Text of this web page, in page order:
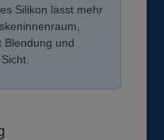
Silikon lässt mehr
Blendung und